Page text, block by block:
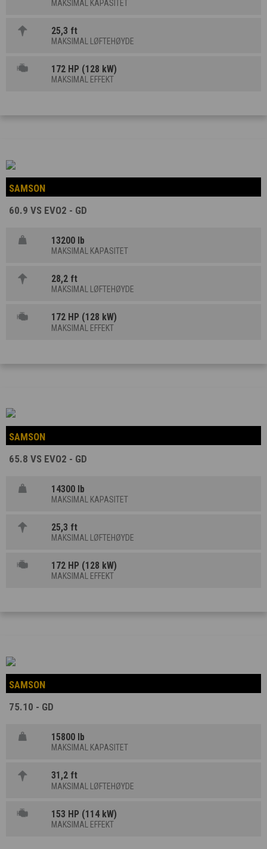
MAKSIMAL KAPASITET
25,3 ft
MAKSIMAL LØFTEHØYDE
172 HP (128 kW)
MAKSIMAL EFFEKT
SAMSON
60.9 VS EVO2 - GD
13200 lb
MAKSIMAL KAPASITET
28,2 ft
MAKSIMAL LØFTEHØYDE
172 HP (128 kW)
MAKSIMAL EFFEKT
SAMSON
65.8 VS EVO2 - GD
14300 lb
MAKSIMAL KAPASITET
25,3 ft
MAKSIMAL LØFTEHØYDE
172 HP (128 kW)
MAKSIMAL EFFEKT
SAMSON
75.10 - GD
15800 lb
MAKSIMAL KAPASITET
31,2 ft
MAKSIMAL LØFTEHØYDE
153 HP (114 kW)
MAKSIMAL EFFEKT